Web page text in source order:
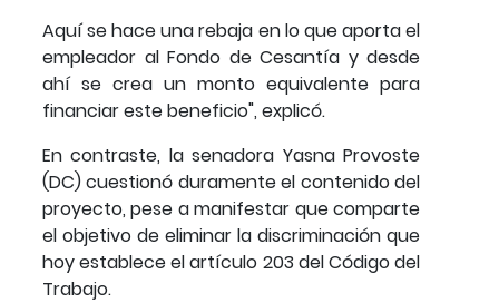
Aquí se hace una rebaja en lo que aporta el
empleador al Fondo de Cesantía y desde
ahí se crea un monto equivalente para
financiar este beneficio", explicó.
En contraste, la senadora Yasna Provoste
(DC) cuestionó duramente el contenido del
proyecto, pese a manifestar que comparte
el objetivo de eliminar la discriminación que
hoy establece el artículo 203 del Código del
Trabajo.